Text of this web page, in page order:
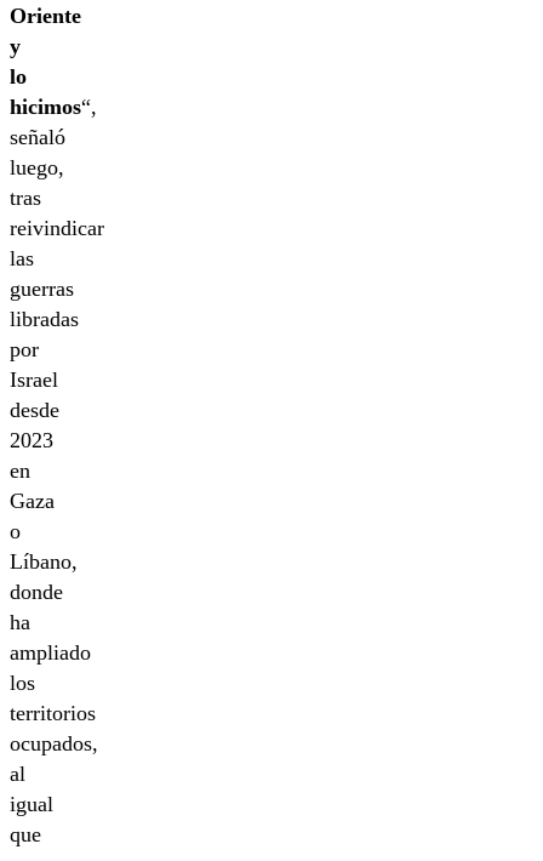
Oriente
y
lo
hicimos“,
señaló
luego,
tras
reivindicar
las
guerras
libradas
por
Israel
desde
2023
en
Gaza
o
Líbano,
donde
ha
ampliado
los
territorios
ocupados,
al
igual
que